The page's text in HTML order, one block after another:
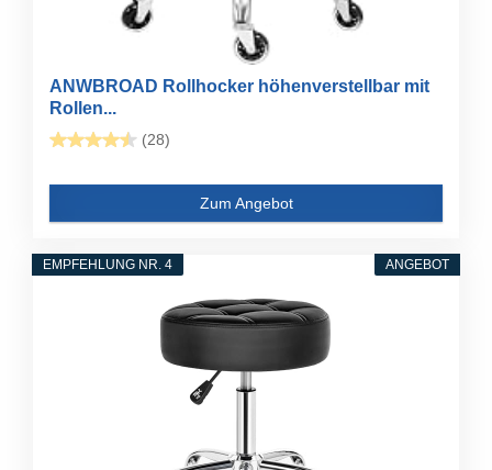
ANWBROAD Rollhocker höhenverstellbar mit
Rollen...
(28)
Zum Angebot
ANGEBOT
EMPFEHLUNG NR. 4